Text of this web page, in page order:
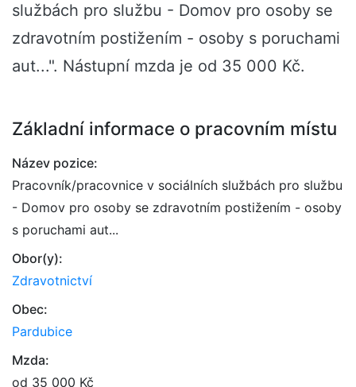
službách pro službu - Domov pro osoby se
zdravotním postižením - osoby s poruchami
aut...". Nástupní mzda je od 35 000 Kč.
Základní informace o pracovním místu
Název pozice:
Pracovník/pracovnice v sociálních službách pro službu
- Domov pro osoby se zdravotním postižením - osoby
s poruchami aut...
Obor(y):
Zdravotnictví
Obec:
Pardubice
Mzda:
od 35 000 Kč